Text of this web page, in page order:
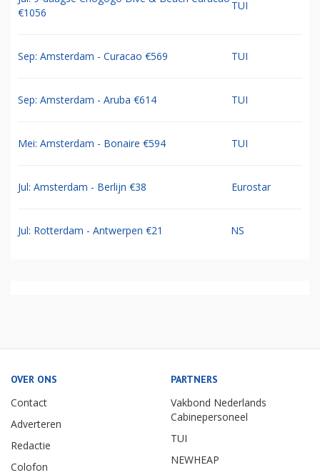
€1056
TUI
Sep: Amsterdam - Curacao €569 TUI
Sep: Amsterdam - Aruba €614 TUI
Mei: Amsterdam - Bonaire €594 TUI
Jul: Amsterdam - Berlijn €38 Eurostar
Jul: Rotterdam - Antwerpen €21 NS
OVER ONS
Contact
Adverteren
Redactie
Colofon
PARTNERS
Vakbond Nederlands
Cabinepersoneel
TUI
NEWHEAP